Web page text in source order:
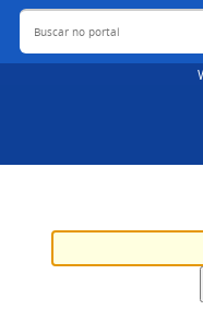
Buscar no portal